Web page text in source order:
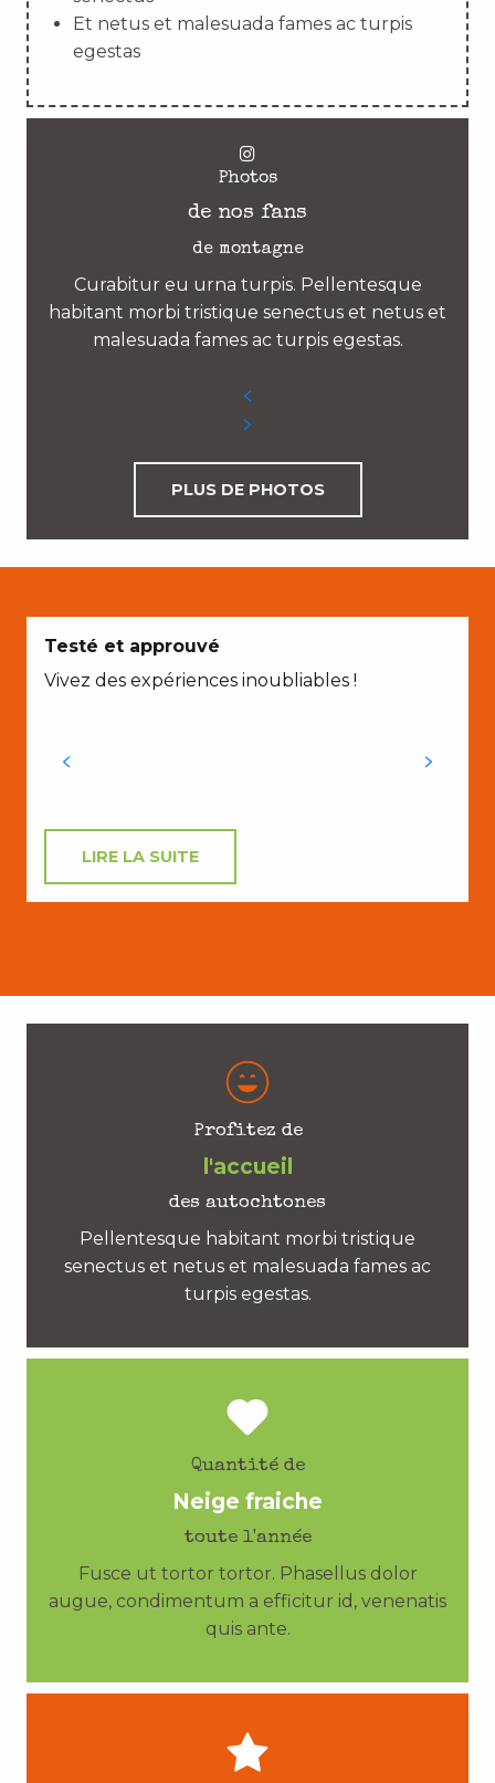
Et netus et malesuada fames ac turpis
egestas
Photos
de nos fans
de montagne
Curabitur eu urna turpis. Pellentesque
habitant morbi tristique senectus et netus et
malesuada fames ac turpis egestas.
PLUS DE PHOTOS
Testé et approuvé
Vivez des expériences inoubliables !
LIRE LA SUITE
Profitez de
l'accueil
des autochtones
Pellentesque habitant morbi tristique
senectus et netus et malesuada fames ac
turpis egestas.
Quantité de
Neige fraiche
toute l'année
Fusce ut tortor tortor. Phasellus dolor
augue, condimentum a efficitur id, venenatis
quis ante.